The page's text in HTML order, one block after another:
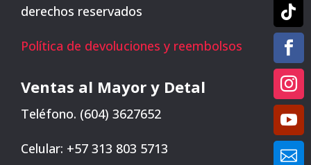





derechos reservados
Política de devoluciones y reembolsos
Ventas al Mayor y Detal
Teléfono. (604) 3627652
Celular: +57 313 803 5713